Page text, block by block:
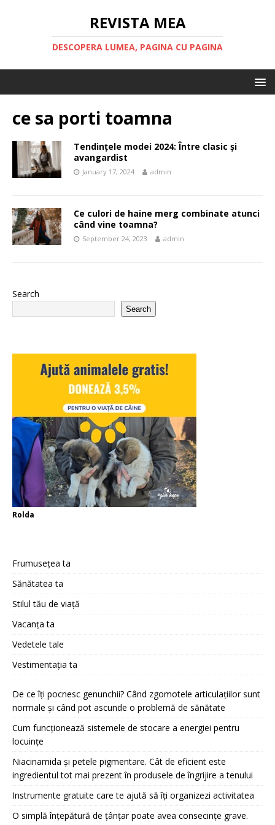
REVISTA MEA
DESCOPERA LUMEA, PAGINA CU PAGINA
ce sa porti toamna
Tendințele modei 2024: Între clasic și
avangardist
January 17, 2024 admin
Ce culori de haine merg combinate atunci
când vine toamna?
September 24, 2023 admin
Search
Search
Rolda
Frumusețea ta
Sănătatea ta
Stilul tău de viață
Vacanța ta
Vedetele tale
Vestimentația ta
De ce îți pocnesc genunchii? Când zgomotele articulațiilor sunt
normale și când pot ascunde o problemă de sănătate
Cum funcționează sistemele de stocare a energiei pentru
locuințe
Niacinamida și petele pigmentare. Cât de eficient este
ingredientul tot mai prezent în produsele de îngrijire a tenului
Instrumente gratuite care te ajută să îți organizezi activitatea
O simplă înțepătură de țânțar poate avea consecințe grave.